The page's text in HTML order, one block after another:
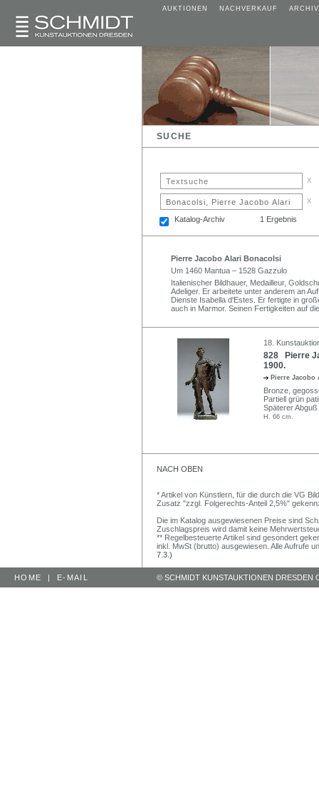
AUKTIONEN NACHVERKAUF ARCHIV
SUCHE
x
x
Katalog-Archiv 1 Ergebnis
Pierre Jacobo Alari Bonacolsi
Um 1460 Mantua – 1528 Gazzulo
Italienischer Bildhauer, Medailleur,
Adeliger. Er arbeitete unter anderem an
Dienste Isabella d'Estes. Er fertigte in
auch in Marmor. Seinen Fertigkeiten auf
18.
828 Pierre
1900.
Pierre
Bronze,
Partiell grün
Späterer
H. 66 cm.
NACH OBEN
* Artikel von Künstlern, für die durch die VG
Zusatz "zzgl. Folgerechts-Anteil 2,5%"
Die im Katalog ausgewiesenen Preise sind
Zuschlagspreis wird damit keine
** Regelbesteuerte Artikel sind gesondert
inkl. MwSt (brutto) ausgewiesen. Alle Aufrufe
7.3.)
HOME | E-MAIL © SCHMIDT KUNSTAUKTIONEN DRESDEN